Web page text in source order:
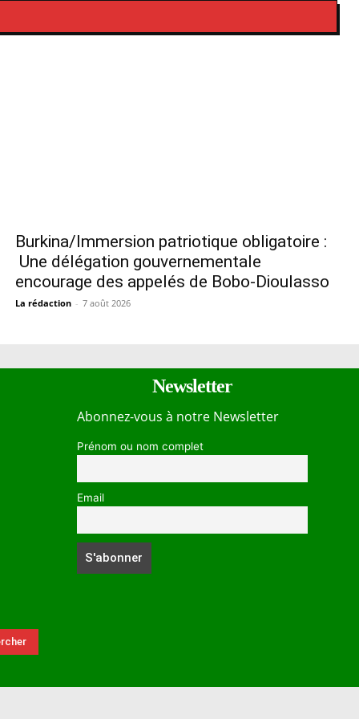
Burkina/Immersion patriotique obligatoire :
Une délégation gouvernementale
encourage des appelés de Bobo-Dioulasso
La rédaction - 7 août 2026
Newsletter
Abonnez-vous à notre Newsletter
Prénom ou nom complet
Email